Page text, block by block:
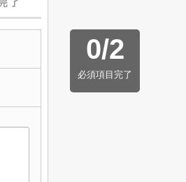
0/2
必須項目完了